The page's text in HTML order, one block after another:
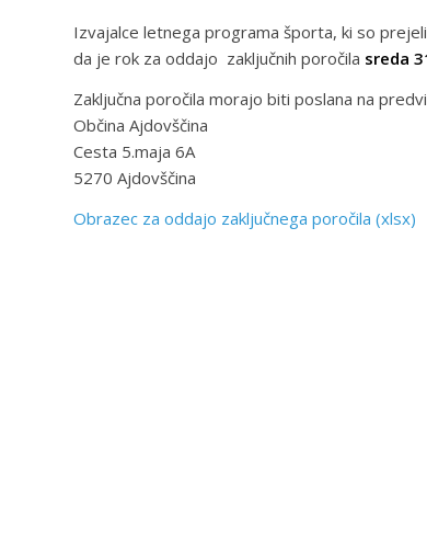
Izvajalce letnega programa športa, ki so
da je rok za oddajo zaključnih poročila sreda
Zaključna poročila morajo biti poslana na
Občina Ajdovščina
Cesta 5.maja 6A
5270 Ajdovščina
Obrazec za oddajo zaključnega poročila (xlsx)